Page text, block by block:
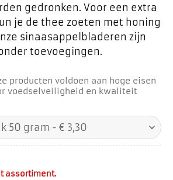
gedronken. Voor een extra
je de thee zoeten met honing
sinaasappelbladeren zijn
toevoegingen.
producten voldoen aan hoge eisen
voedselveiligheid en kwaliteit
assortiment.